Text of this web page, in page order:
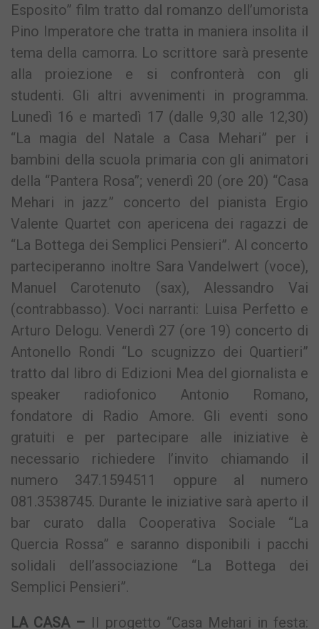
Esposito” film tratto dal romanzo dell’umorista
Pino Imperatore che tratta in maniera insolita il
tema della camorra. Lo scrittore sarà presente
alla proiezione e si confronterà con gli
studenti. Gli altri avvenimenti in programma.
Lunedì 16 e martedì 17 (dalle 9,30 alle 12,30)
“La magia del Natale a Casa Mehari” per i
bambini della scuola primaria con gli animatori
della “Pantera Rosa”; venerdì 20 (ore 20) “Casa
Mehari in jazz” concerto del pianista Ergio
Valente Quartet con apericena dei ragazzi de
“La Bottega dei Semplici Pensieri”. Al concerto
parteciperanno inoltre Sara Vandelwert (voce),
Manuel Carotenuto (sax), Alessandro Vai
(contrabbasso). Voci narranti: Luisa Perfetto e
Arturo Delogu. Venerdì 27 (ore 19) concerto di
Antonello Rondi “Lo scugnizzo dei Quartieri”
tratto dal libro di Edizioni Mea del giornalista e
speaker radiofonico Antonio Romano,
fondatore di Radio Amore. Gli eventi sono
gratuiti e per partecipare alle iniziative è
necessario richiedere l’invito chiamando il
numero 347.1594511 oppure al numero
081.3538745. Durante le iniziative sarà aperto il
bar curato dalla Cooperativa Sociale “La
Quercia Rossa” e saranno disponibili i pacchi
solidali dell’associazione “La Bottega dei
Semplici Pensieri”.
LA CASA – Il progetto “Casa Mehari in festa: